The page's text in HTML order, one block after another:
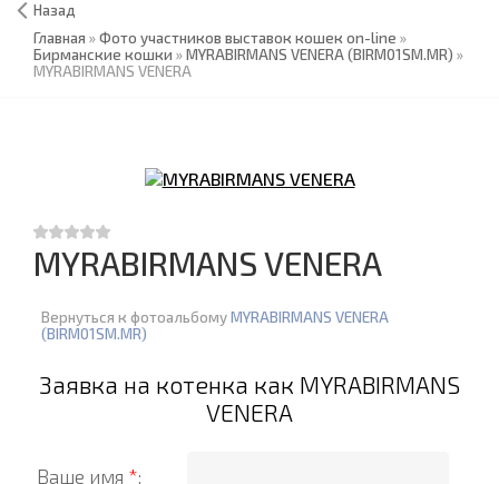
Назад
Главная »Фото участников выставок кошек on-line »
Бирманские кошки »MYRABIRMANS VENERA (BIRM01SM.MR) »
MYRABIRMANS VENERA
MYRABIRMANS VENERA
Вернуться к фотоальбомуMYRABIRMANS VENERA
(BIRM01SM.MR)
Заявка на котенка как MYRABIRMANS
VENERA
Ваше имя *: